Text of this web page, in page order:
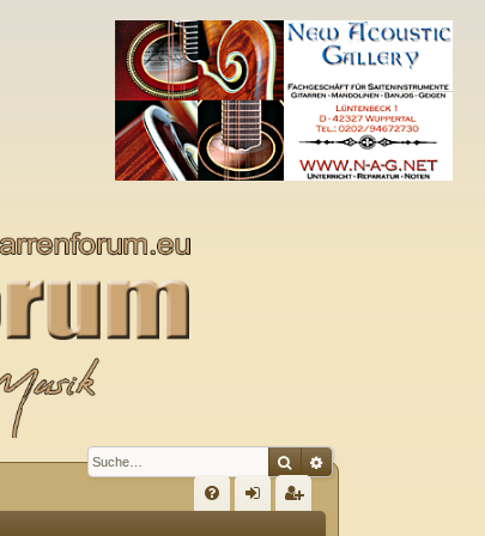
SucheErweiterte Suche
S